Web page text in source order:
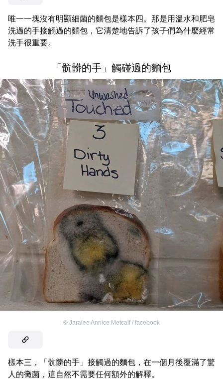
唯一一塊沒有明顯細菌的麵包是樣本四。那是用溫水和肥皂
洗過的手接觸過的麵包，它清楚地告訴了孩子們為什麼經常
洗手很重要。
「骯髒的手」觸碰過的麵包
© Jaralee Annice Metcalf / facebook
樣本三，「骯髒的手」接觸過的麵包，在一個月後覆滿了驚
人的黴菌，這自然不需要任何額外的解釋。